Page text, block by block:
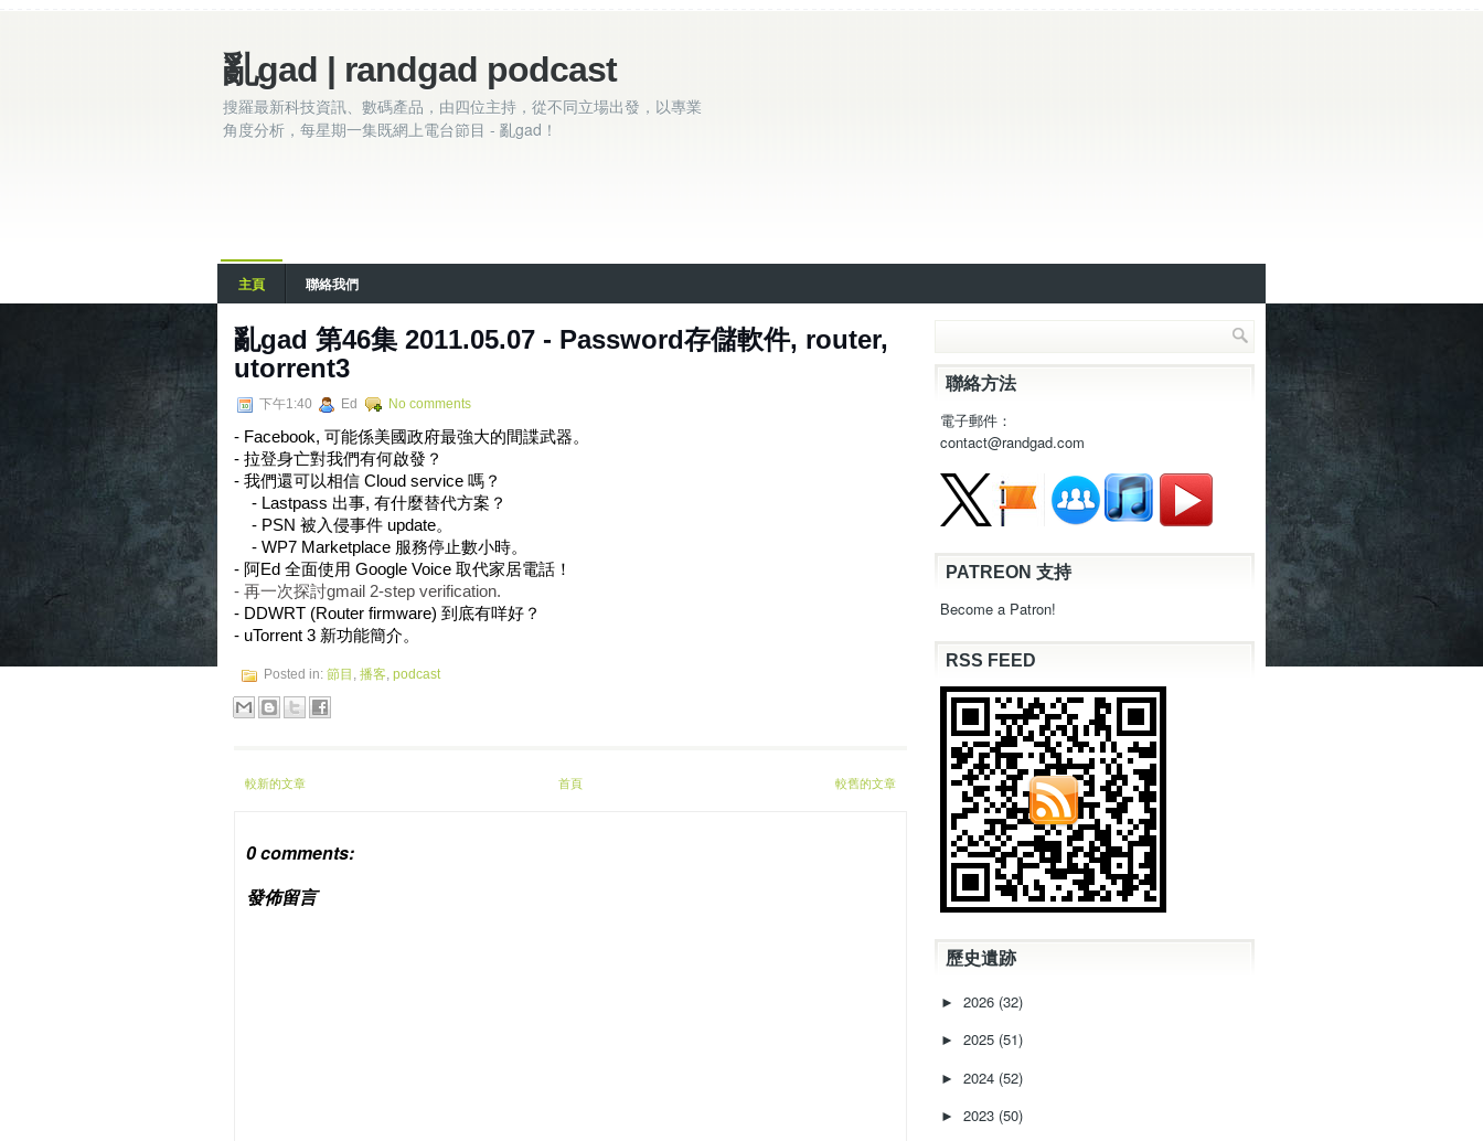
亂gad | randgad podcast
搜羅最新科技資訊、數碼產品，由四位主持，從不同立場出發，以專業
角度分析，每星期一集既網上電台節目 - 亂gad！
主頁 聯絡我們
亂gad 第46集 2011.05.07 - Password存儲軟件, router,
utorrent3
下午1:40 Ed No comments
- Facebook, 可能係美國政府最強大的間諜武器。
- 拉登身亡對我們有何啟發？
- 我們還可以相信 Cloud service 嗎？
- Lastpass 出事, 有什麼替代方案？
- PSN 被入侵事件 update。
- WP7 Marketplace 服務停止數小時。
- 阿Ed 全面使用 Google Voice 取代家居電話！
- 再一次探討gmail 2-step verification.
- DDWRT (Router firmware) 到底有咩好？
- uTorrent 3 新功能簡介。
Posted in: 節目 , 播客, podcast
較新的文章 較舊的文章
首頁
0 comments:
發佈留言
聯絡方法
電子郵件：
contact@randgad.com
PATREON 支持
Become a Patron!
RSS FEED
歷史遺跡
► 2026 (32)
► 2025 (51)
► 2024 (52)
► 2023 (50)